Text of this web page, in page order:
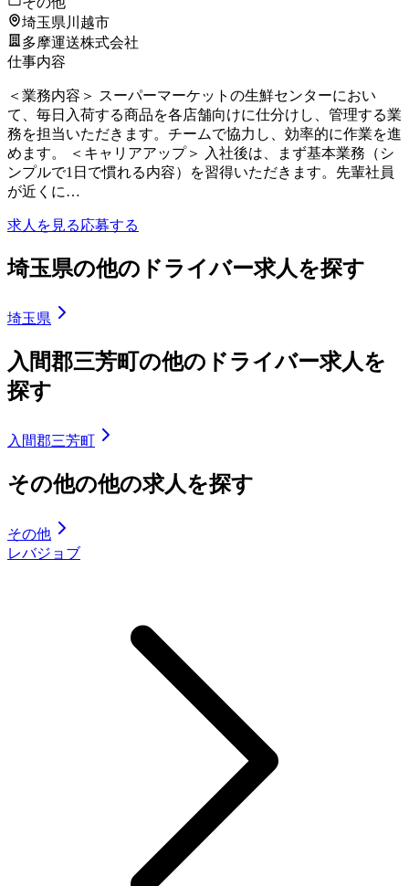
埼玉県川越市
多摩運送株式会社
仕事内容
＜業務内容＞ スーパーマーケットの生鮮センターにおい
て、毎日入荷する商品を各店舗向けに仕分けし、管理する業
務を担当いただきます。チームで協力し、効率的に作業を進
めます。 ＜キャリアアップ＞ 入社後は、まず基本業務（シ
ンプルで1日で慣れる内容）を習得いただきます。先輩社員
が近くに…
求人を見る応募する
埼玉県の他のドライバー求人を探す
埼玉県
入間郡三芳町の他のドライバー求人を
探す
入間郡三芳町
その他の他の求人を探す
その他
レバジョブ